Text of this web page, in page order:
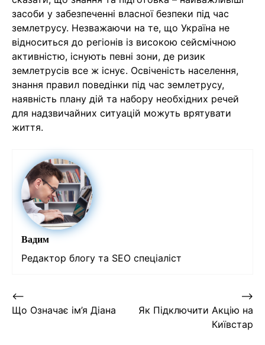
засоби у забезпеченні власної безпеки під час
землетрусу. Незважаючи на те, що Україна не
відноситься до регіонів із високою сейсмічною
активністю, існують певні зони, де ризик
землетрусів все ж існує. Освіченість населення,
знання правил поведінки під час землетрусу,
наявність плану дій та набору необхідних речей
для надзвичайних ситуацій можуть врятувати
життя.
Вадим
Редактор блогу та SEO спеціаліст
Навігація
⟵
Що Означає ім’я Діана
Як Підключити Акцію на
Київстар
⟶